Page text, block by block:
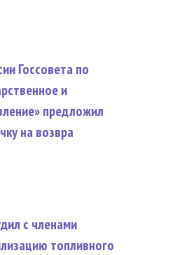
Госсовета по
и
предложил
на возвра
с членами
топливного